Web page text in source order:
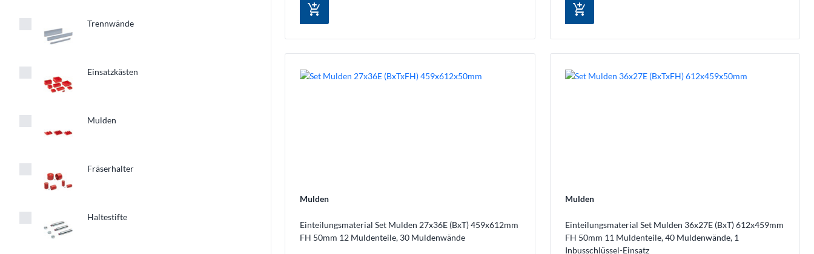
Trennwände
Einsatzkästen
Mulden
Fräserhalter
Haltestifte
add_shopping_cart add_shopping_cart
Mulden
Einteilungsmaterial Set Mulden 27x36E (BxT) 459x612mm
FH 50mm 12 Muldenteile, 30 Muldenwände
Mulden
Einteilungsmaterial Set Mulden 36x27E (BxT) 612x459mm
FH 50mm 11 Muldenteile, 40 Muldenwände, 1
Inbusschlüssel-Einsatz